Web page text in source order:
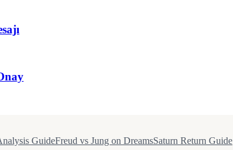
GuideFreud vs Jung on DreamsSaturn Return Guide